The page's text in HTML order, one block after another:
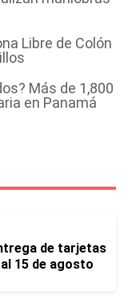
Libre de Colón
Más de 1,800
en Panamá
de tarjetas
15 de agosto